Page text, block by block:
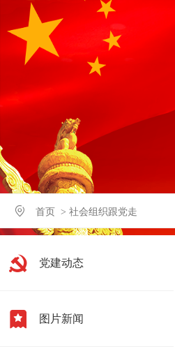
首页 > 社会组织跟党走
党建动态
图片新闻